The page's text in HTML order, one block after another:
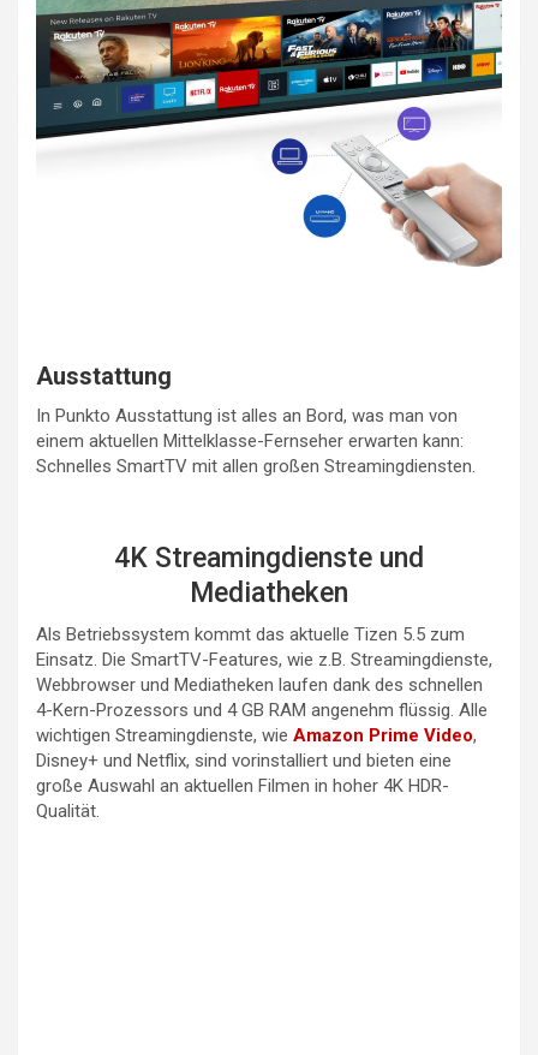
Ausstattung
In Punkto Ausstattung ist alles an Bord, was man von
einem aktuellen Mittelklasse-Fernseher erwarten kann:
Schnelles SmartTV mit allen großen Streamingdiensten.
4K Streamingdienste und
Mediatheken
Als Betriebssystem kommt das aktuelle Tizen 5.5 zum
Einsatz. Die SmartTV-Features, wie z.B. Streamingdienste,
Webbrowser und Mediatheken laufen dank des schnellen
4-Kern-Prozessors und 4 GB RAM angenehm flüssig. Alle
wichtigen Streamingdienste, wie Amazon Prime Video,
Disney+ und Netflix, sind vorinstalliert und bieten eine
große Auswahl an aktuellen Filmen in hoher 4K HDR-
Qualität.